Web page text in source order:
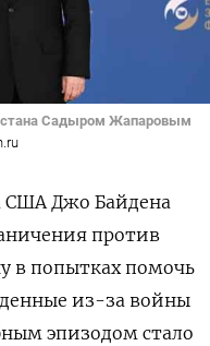
Садыром Жапаровым
США Джо Байдена
против
в попытках помочь
из-за войны
эпизодом стало